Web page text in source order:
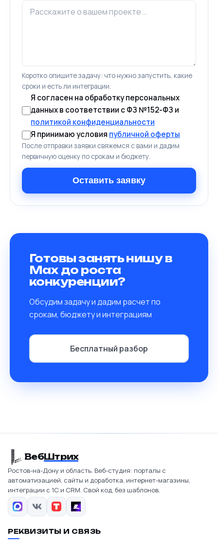
Коротко опишите задачу: что нужно запустить, какие
сроки и есть ли интеграции.
Я согласен на обработку персональных
данных в соответствии с ФЗ №152-ФЗ и
политикой конфиденциальности
Я принимаю условия публичной оферты
После отправки заявки свяжемся с вами и дадим
первичную оценку по срокам и бюджету.
Оставить заявку
Готовы занять нишу в
Max до роста
конкуренции?
Обсудим задачу и дадим расчет по
срокам, бюджету и интеграциям
Бесплатный разбор
ВебШтрих
Ростов-на-Дону и область. Веб-студия: порталы с
автоматизацией, сайты и доработка, интернет-магазины,
интеграции с 1С и CRM. Свой код, без шаблонов.
РЕКВИЗИТЫ И СВЯЗЬ